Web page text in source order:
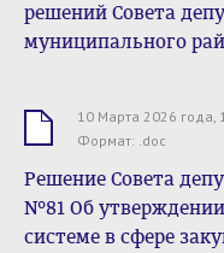
решений Совета
муниципального
10 Марта 2026 года,
Формат: .doc
Решение Совета
№81 Об
системе в сфере